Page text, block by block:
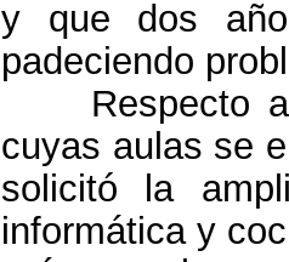
y que dos
padeciendo
Respecto
cuyas aulas se
solicitó la
informática y